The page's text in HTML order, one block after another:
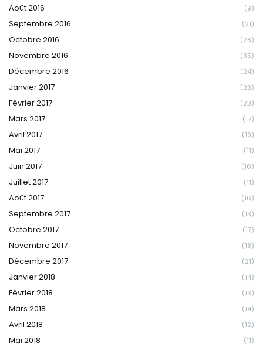
Août 2016 (9)
Septembre 2016 (21)
Octobre 2016 (28)
Novembre 2016 (35)
Décembre 2016 (24)
Janvier 2017 (23)
Février 2017 (23)
Mars 2017 (17)
Avril 2017 (19)
Mai 2017 (11)
Juin 2017 (10)
Juillet 2017 (11)
Août 2017 (16)
Septembre 2017 (13)
Octobre 2017 (17)
Novembre 2017 (18)
Décembre 2017 (21)
Janvier 2018 (14)
Février 2018 (13)
Mars 2018 (14)
Avril 2018 (12)
Mai 2018 (11)